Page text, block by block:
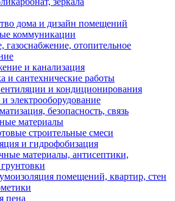
дома и дизайн помещений
коммуникации
газоснабжение, отопительное
и канализация
и сантехнические работы
и кондиционирования
электрооборудование
безопасность, связь
материалы
строительные смеси
и гидрофобизация
материалы, антисептики,
помещений, квартир, стен
пена